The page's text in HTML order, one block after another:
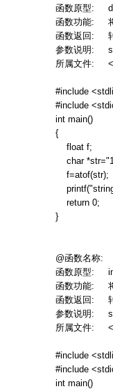
函数原型:
函数功能:
函数返回:
参数说明:
所属文件:
#include
#include
int main()
{
float f;
char
f=atof(str);
return 0;
}
@函数名称:
函数原型: int
函数功能:
函数返回:
参数说明:
所属文件:
#include
#include
int main()